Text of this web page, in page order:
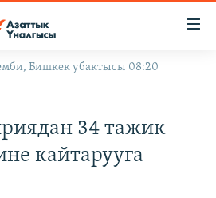
Бишкек убактысы 08:20
34 тажик
кайтарууга